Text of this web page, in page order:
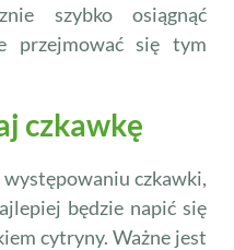
szybko osiągnąć
się tym
czkawkę
występowaniu czkawki,
będzie napić się
cytryny. Ważne jest